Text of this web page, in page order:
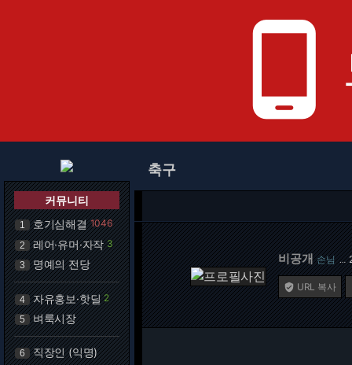
phone_android
커뮤니티
1 호기심해결 1046
2 레어·유머·자작 3
3 명예의 전당
4 자유홍보·핫딜 2
5 벼룩시장
6 직장인 (익명)
축구
비공개 손님 …
 URL 복사